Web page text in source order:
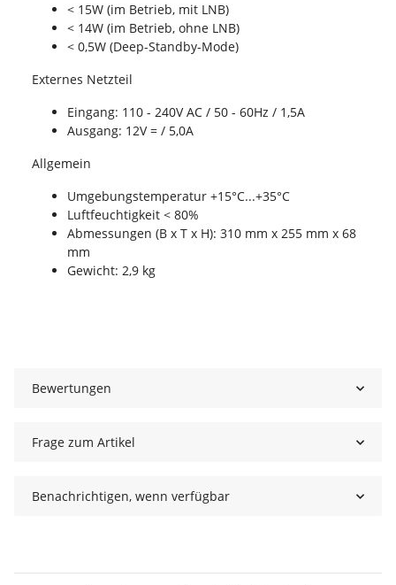
< 15W (im Betrieb, mit LNB)
< 14W (im Betrieb, ohne LNB)
< 0,5W (Deep-Standby-Mode)
Externes Netzteil
Eingang: 110 - 240V AC / 50 - 60Hz / 1,5A
Ausgang: 12V = / 5,0A
Allgemein
Umgebungstemperatur +15°C...+35°C
Luftfeuchtigkeit < 80%
Abmessungen (B x T x H): 310 mm x 255 mm x 68
mm
Gewicht: 2,9 kg
Bewertungen
Frage zum Artikel
Benachrichtigen, wenn verfügbar